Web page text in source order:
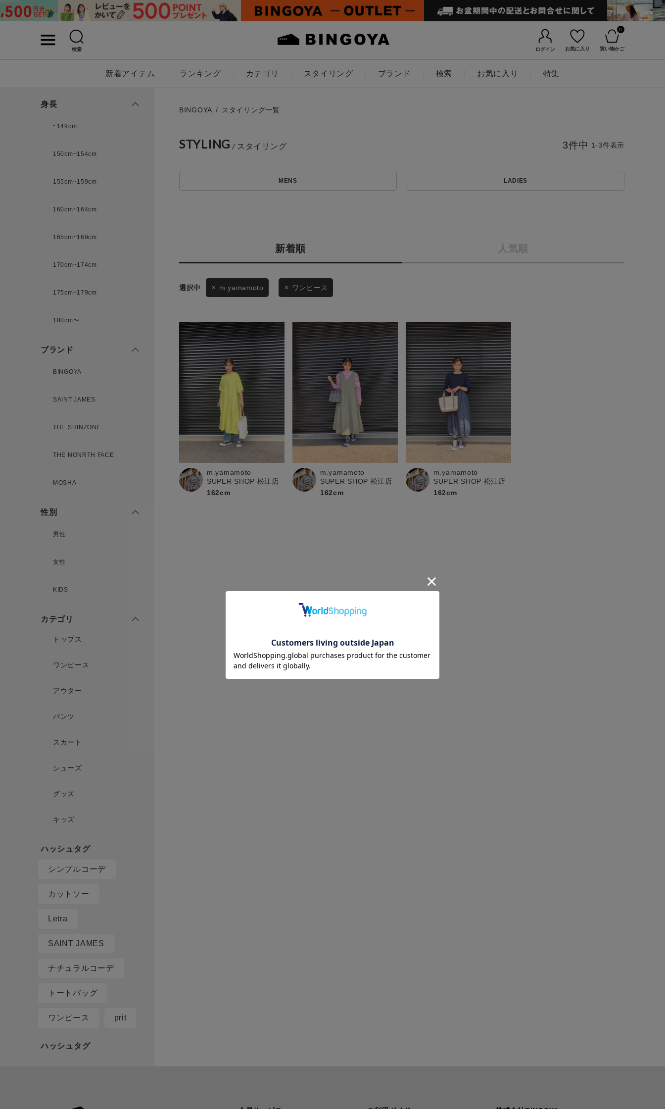
検索 ログイン お気に入り
0
買い物かご
新着アイテム ランキング カテゴリ スタイリング ブランド 検索 お気に入り 特集
ログイン / マイページ
スタイリングから探す
ブランドから探す
WEB限定アイテムを探す
履き比べ可能商品から探す
BINGOYAについて
採用情報
ギフトカード
お知らせ・ご利用ガイド
お知らせ
ご利用ガイド
ギフトラッピング
お問い合わせ
BINGOYA
無料公式アプリダウンロード
キーワード
LADIES KIDS
価格
在庫
在庫あり 在庫なし含む
この条件で絞り込む
身長
~149cm
150cm~154cm
155cm~159cm
160cm~164cm
165cm~169cm
170cm~174cm
175cm~179cm
180cm〜
ブランド
BINGOYA
SAINT JAMES
THE SHINZONE
THE NONRTH FACE
MOSHA
性別
男性
女性
KIDS
カテゴリ
トップス
ワンピース
アウター
パンツ
スカート
シューズ
グッズ
キッズ
シンプルコーデ
カットソー
Letra
SAINT JAMES
ナチュラルコーデ
トートバッグ
ワンピース prit
BINGOYA スタイリング一覧
STYLING
MENS LADIES
新着順 人気順
3件中 1-3件表示
m.yamamoto ワンピース
m.yamamoto
SUPER SHOP 松江店
162cm
m.yamamoto
SUPER SHOP 松江店
162cm
m.yamamoto
SUPER SHOP 松江店
162cm